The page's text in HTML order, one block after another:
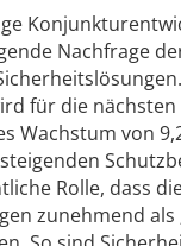
Nachfrage
für die nächsten
Wachstum von
Rolle, dass
zunehmend als